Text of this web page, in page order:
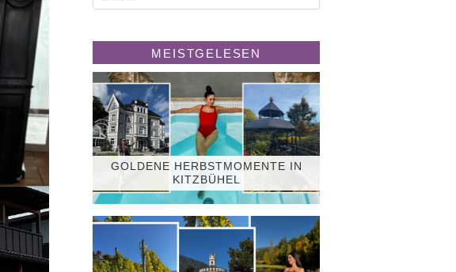
MEISTGELESEN
GOLDENE HERBSTMOMENTE IN
KITZBÜHEL